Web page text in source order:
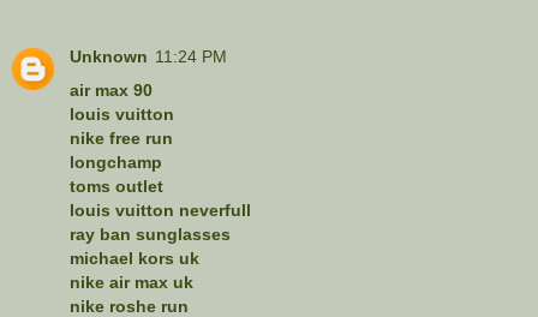
Unknown 11:24 PM
air max 90
louis vuitton
nike free run
longchamp
toms outlet
louis vuitton neverfull
ray ban sunglasses
michael kors uk
nike air max uk
nike roshe run